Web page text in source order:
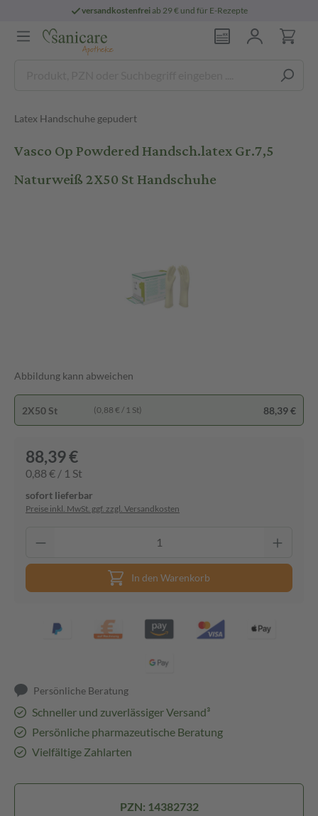
versandkostenfreiab 29 € und für E-Rezepte
Latex Handschuhe gepudert
Vasco Op Powdered Handsch.latex Gr.7,5
Naturweiß 2X50 St Handschuhe
Abbildung kann abweichen
2X50 St (0,88 € / 1 St) 88,39 €
88,39 €
0,88 € / 1 St
sofort lieferbar
Preise inkl. MwSt. ggf. zzgl. Versandkosten
In den Warenkorb
Persönliche Beratung
Schneller und zuverlässiger Versand³
Persönliche pharmazeutische Beratung
Vielfältige Zahlarten
PZN: 14382732